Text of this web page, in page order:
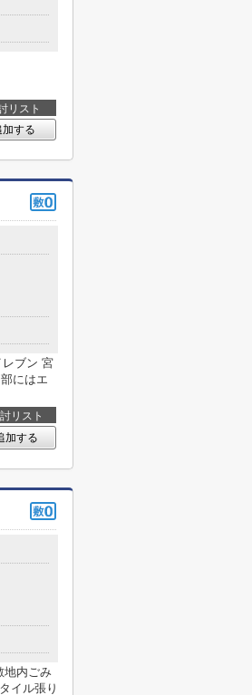
リスト
加する
レブン 宮
にはエ
リスト
加する
地内ごみ
イル張り